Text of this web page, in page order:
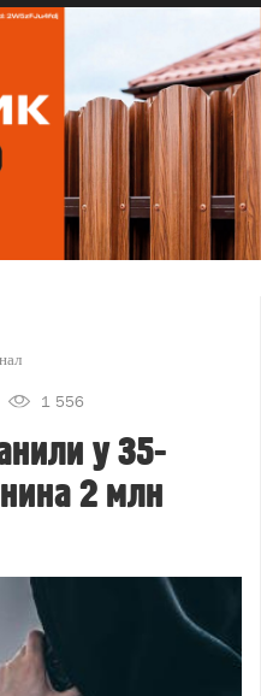
1 556
у 35-
2 млн